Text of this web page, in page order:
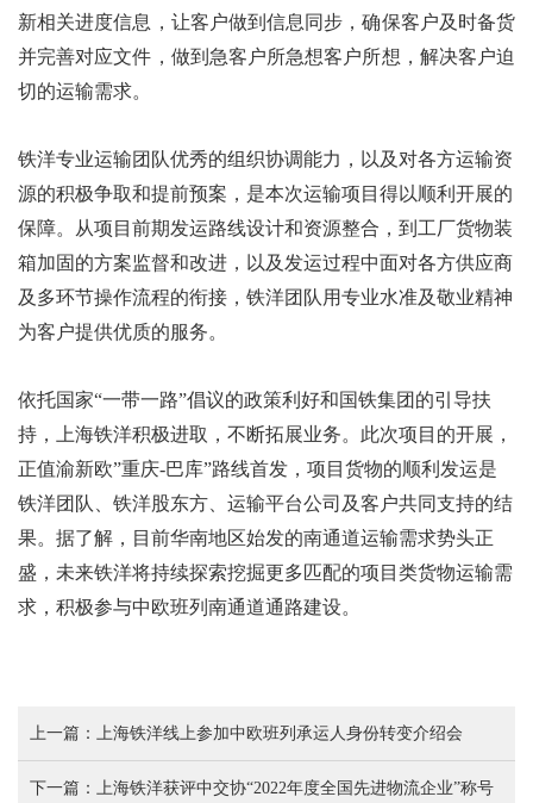
新相关进度信息，让客户做到信息同步，确保客户及时备货
并完善对应文件，做到急客户所急想客户所想，解决客户迫
切的运输需求。
铁洋专业运输团队优秀的组织协调能力，以及对各方运输资
源的积极争取和提前预案，是本次运输项目得以顺利开展的
保障。从项目前期发运路线设计和资源整合，到工厂货物装
箱加固的方案监督和改进，以及发运过程中面对各方供应商
及多环节操作流程的衔接，铁洋团队用专业水准及敬业精神
为客户提供优质的服务。
依托国家“一带一路”倡议的政策利好和国铁集团的引导扶
持，上海铁洋积极进取，不断拓展业务。此次项目的开展，
正值渝新欧”重庆-巴库”路线首发，项目货物的顺利发运是
铁洋团队、铁洋股东方、运输平台公司及客户共同支持的结
果。据了解，目前华南地区始发的南通道运输需求势头正
盛，未来铁洋将持续探索挖掘更多匹配的项目类货物运输需
求，积极参与中欧班列南通道通路建设。
上一篇：上海铁洋线上参加中欧班列承运人身份转变介绍会
下一篇：上海铁洋获评中交协“2022年度全国先进物流企业”称号